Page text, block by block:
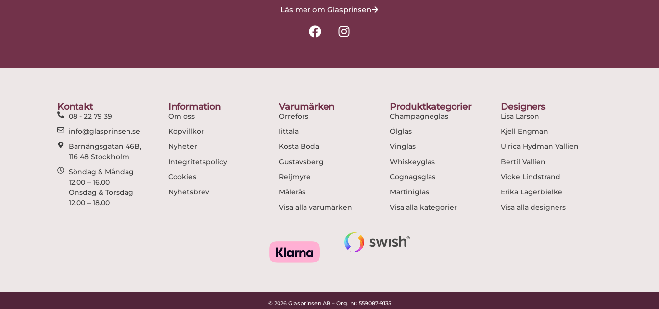
Läs mer om Glasprinsen
F
a
k
I
n
Kontakt
08 - 22 79 39
info@glasprinsen.se
Barnängsgatan 46B,
116 48 Stockholm
Söndag & Måndag
12.00 – 16.00
Onsdag & Torsdag
12.00 – 18.00
Information
Om oss
Köpvillkor
Nyheter
Integritetspolicy
Cookies
Nyhetsbrev
Varumärken
Orrefors
Iittala
Kosta Boda
Gustavsberg
Reijmyre
Målerås
Visa alla varumärken
Produktkategorier
Champagneglas
Ölglas
Vinglas
Whiskeyglas
Cognagsglas
Martiniglas
Visa alla kategorier
Designers
Lisa Larson
Kjell Engman
Ulrica Hydman Vallien
Bertil Vallien
Vicke Lindstrand
Erika Lagerbielke
Visa alla designers
© 2026 Glasprinsen AB – Org. nr: 559087-9135